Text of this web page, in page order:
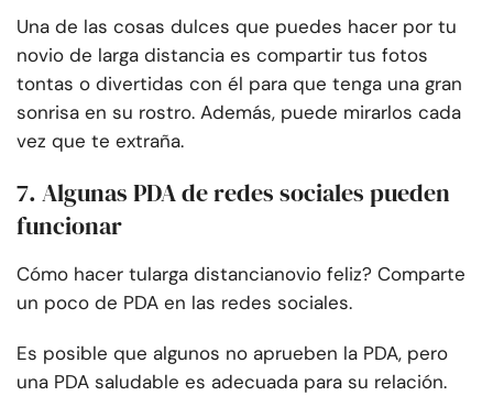
Una de las cosas dulces que puedes hacer por tu
novio de larga distancia es compartir tus fotos
tontas o divertidas con él para que tenga una gran
sonrisa en su rostro. Además, puede mirarlos cada
vez que te extraña.
7. Algunas PDA de redes sociales pueden
funcionar
Cómo hacer tularga distancianovio feliz? Comparte
un poco de PDA en las redes sociales.
Es posible que algunos no aprueben la PDA, pero
una PDA saludable es adecuada para su relación.